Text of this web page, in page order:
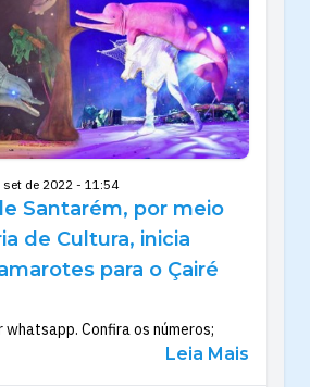
de 2022 - 11:54
Santarém, por meio
de Cultura, inicia
para o Çairé
whatsapp. Confira os números;
Leia Mais